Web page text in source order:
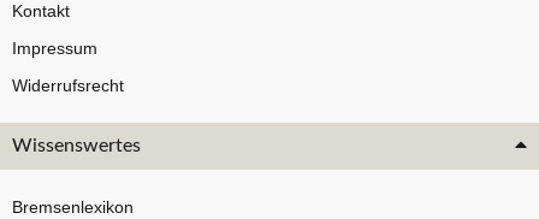
Kontakt
Impressum
Widerrufsrecht
Wissenswertes
Bremsenlexikon